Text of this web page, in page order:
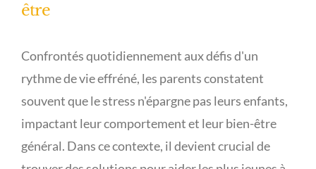
être
Confrontés quotidiennement aux défis d'un
rythme de vie effréné, les parents constatent
souvent que le stress n'épargne pas leurs enfants,
impactant leur comportement et leur bien-être
général. Dans ce contexte, il devient crucial de